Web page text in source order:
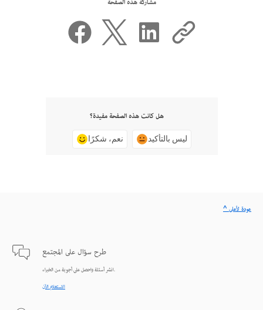
هل كانت هذه الصفحة مفيدة؟
نعم، شكرًا ليس بالتأكيد
طرح سؤال على المجتمع
انشر أسئلة واحصل على أجوبة من الخبراء.
الاستعلام الآن
^ عودة لأعلى